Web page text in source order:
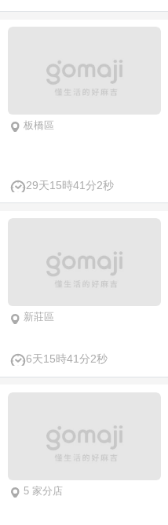
板橋區
29天15時41分1秒
新莊區
6天15時41分1秒
5 家分店